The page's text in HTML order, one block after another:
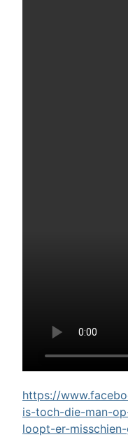
https://
is-toch-die-man-
loopt-er-